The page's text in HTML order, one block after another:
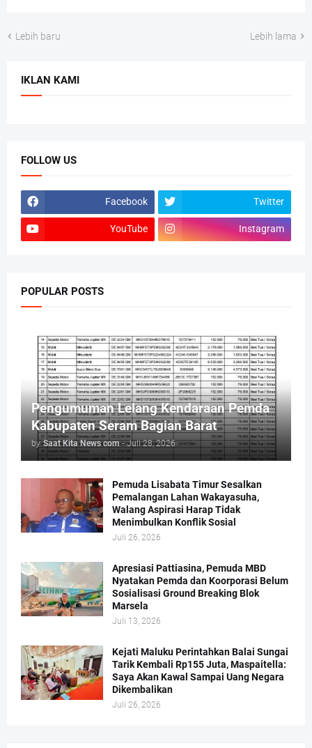
Lebih baru Lebih lama
IKLAN KAMI
FOLLOW US
Facebook Twitter
YouTube Instagram
POPULAR POSTS
Pengumuman Lelang Kendaraan Pemda
Kabupaten Seram Bagian Barat
by Saat Kita News com - Juli 28, 2026
Pemuda Lisabata Timur Sesalkan
Pemalangan Lahan Wakayasuha,
Walang Aspirasi Harap Tidak
Menimbulkan Konflik Sosial
Juli 26, 2026
Apresiasi Pattiasina, Pemuda MBD
Nyatakan Pemda dan Koorporasi Belum
Sosialisasi Ground Breaking Blok
Marsela
Juli 13, 2026
Kejati Maluku Perintahkan Balai Sungai
Tarik Kembali Rp155 Juta, Maspaitella:
Saya Akan Kawal Sampai Uang Negara
Dikembalikan
Juli 26, 2026